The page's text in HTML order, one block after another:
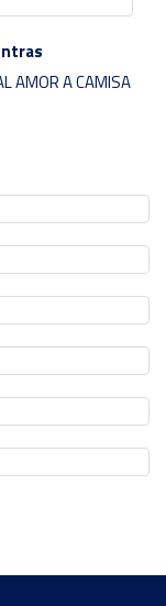
AMOR A CAMISA